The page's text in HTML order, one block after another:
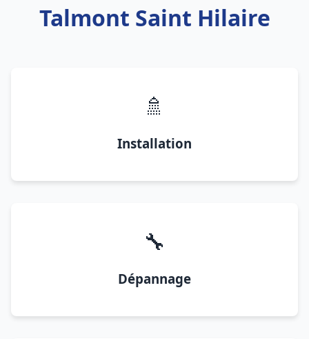
Talmont Saint Hilaire
🚿
Installation
🔧
Dépannage